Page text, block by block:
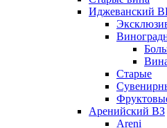
Иджеванский
Старые
Аренийский ВЗ
Areni